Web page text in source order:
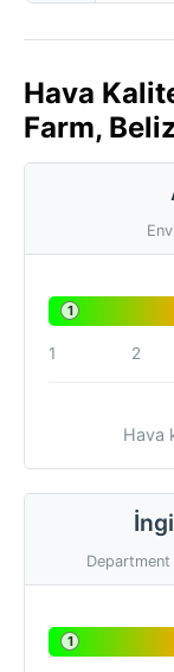
Hava
Farm,
1
1 2
Hava
1